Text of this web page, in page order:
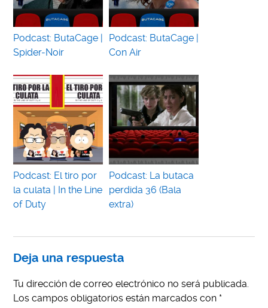
Podcast: ButaCage |
Spider-Noir
Podcast: ButaCage |
Con Air
Podcast: El tiro por
la culata | In the Line
of Duty
Podcast: La butaca
perdida 36 (Bala
extra)
Deja una respuesta
Tu dirección de correo electrónico no será publicada.
Los campos obligatorios están marcados con *